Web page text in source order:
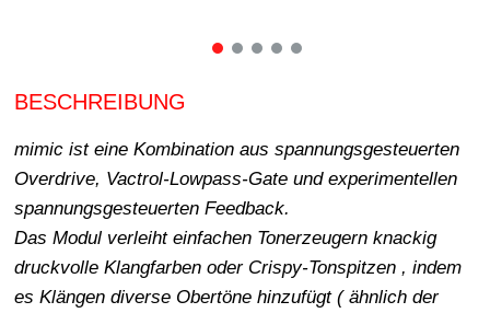
BESCHREIBUNG
mimic ist eine Kombination aus spannungsgesteuerten
Overdrive, Vactrol-Lowpass-Gate und experimentellen
spannungsgesteuerten Feedback.
Das Modul verleiht einfachen Tonerzeugern knackig
druckvolle Klangfarben oder Crispy-Tonspitzen , indem
es Klängen diverse Obertöne hinzufügt ( ähnlich der